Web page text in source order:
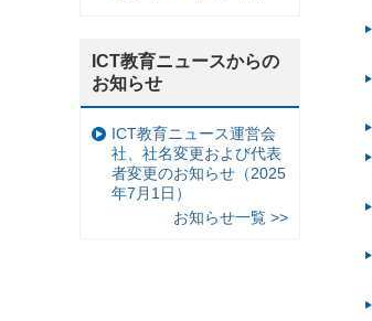
ICT教育ニュースからの
お知らせ
ICT教育ニュース運営会
社、社名変更および代表
者変更のお知らせ（2025
年7月1日）
お知らせ一覧 >>